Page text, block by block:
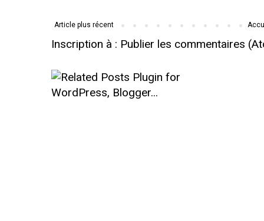
Article plus récent
Inscription à : Publier les commentaires